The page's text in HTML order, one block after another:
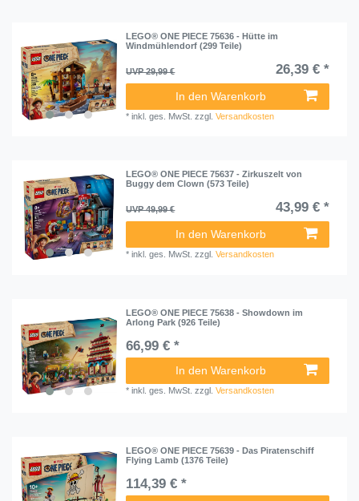
LEGO® ONE PIECE 75636 - Hütte im
Windmühlendorf (299 Teile)
UVP 29,99 € 26,39 € *
In den Warenkorb
*inkl. ges. MwSt. zzgl.Versandkosten
LEGO® ONE PIECE 75637 - Zirkuszelt von
Buggy dem Clown (573 Teile)
UVP 49,99 € 43,99 € *
In den Warenkorb
*inkl. ges. MwSt. zzgl.Versandkosten
LEGO® ONE PIECE 75638 - Showdown im
Arlong Park (926 Teile)
66,99 € *
In den Warenkorb
*inkl. ges. MwSt. zzgl.Versandkosten
LEGO® ONE PIECE 75639 - Das Piratenschiff
Flying Lamb (1376 Teile)
114,39 € *